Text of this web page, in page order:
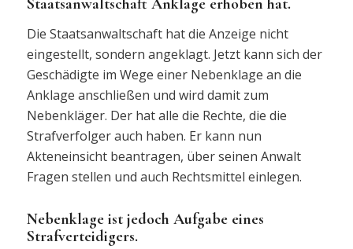
Staatsanwaltschaft Anklage erhoben hat.
Die Staatsanwaltschaft hat die Anzeige nicht
eingestellt, sondern angeklagt. Jetzt kann sich der
Geschädigte im Wege einer Nebenklage an die
Anklage anschließen und wird damit zum
Nebenkläger. Der hat alle die Rechte, die die
Strafverfolger auch haben. Er kann nun
Akteneinsicht beantragen, über seinen Anwalt
Fragen stellen und auch Rechtsmittel einlegen.
Nebenklage ist jedoch Aufgabe eines
Strafverteidigers.